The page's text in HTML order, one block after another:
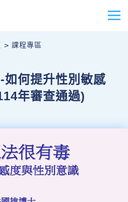
> 課程專區
如何提升性別敏感
年審查通過)